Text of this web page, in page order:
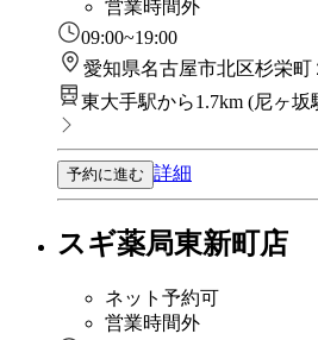
営業時間外
09:00~19:00
愛知県名古屋市北区杉栄町
東大手駅から1.7km (尼ヶ坂
予約に進む 詳細
スギ薬局東新町店
ネット予約可
営業時間外